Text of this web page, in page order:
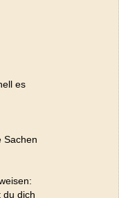
es
Sachen
du dich